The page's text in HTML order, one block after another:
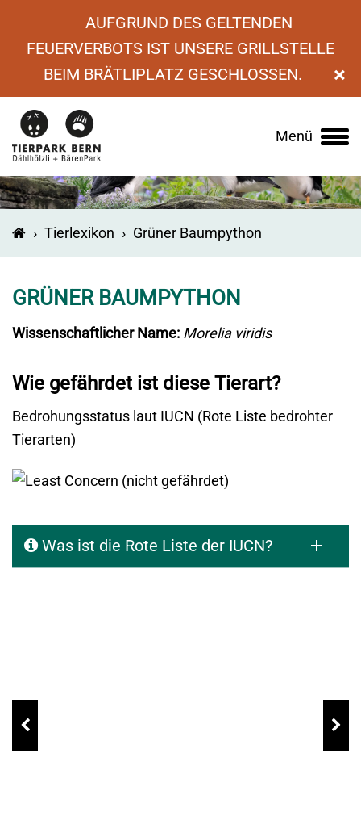
AUFGRUND DES GELTENDEN
FEUERVERBOTS IST UNSERE GRILLSTELLE
BEIM BRÄTLIPLATZ GESCHLOSSEN.
×
Main
Menü
› Tierlexikon › Grüner Baumpython
GRÜNER BAUMPYTHON
Wissenschaftlicher Name: Morelia viridis
Wie gefährdet ist diese Tierart?
Bedrohungsstatus laut IUCN (Rote Liste bedrohter
Tierarten)
Was ist die Rote Liste der IUCN?